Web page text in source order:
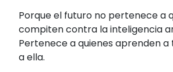
Porque el futuro no pertenece a
compiten contra la inteligencia
Pertenece a quienes aprenden
a ella.